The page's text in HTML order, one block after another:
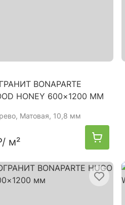
BONAPARTE
HONEY 600×1200 ММ
Матовая, 10,8 мм
/ м²